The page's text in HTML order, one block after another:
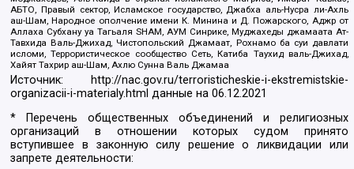
АБТО, Правый сектор, Исламское государство, Джабха аль-Нусра ли-Ахль
аш-Шам, Народное ополчение имени К. Минина и Д. Пожарского, Аджр от
Аллаха Субхану уа Тагьаля SHAM, АУМ Синрике, Муджахеды джамаата Ат-
Тавхида Валь-Джихад, Чистопольский Джамаат, Рохнамо ба суи давлати
исломи, Террористическое сообщество Сеть, Катиба Таухид валь-Джихад,
Хайят Тахрир аш-Шам, Ахлю Сунна Валь Джамаа
Источник:
http://nac.gov.ru/terroristicheskie-i-ekstremistskie-
organizacii-i-materialy.html данные на06.12.2021
* Перечень общественных объединений и религиозных
организаций в отношении которых судом принято
вступившее в законную силу решение о ликвидации или
запрете деятельности: